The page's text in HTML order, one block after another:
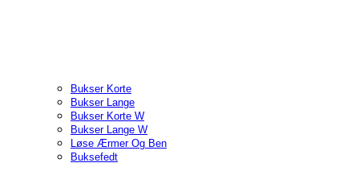
Bukser Korte
Bukser Lange
Bukser Korte W
Bukser Lange W
Løse Ærmer Og Ben
Buksefedt